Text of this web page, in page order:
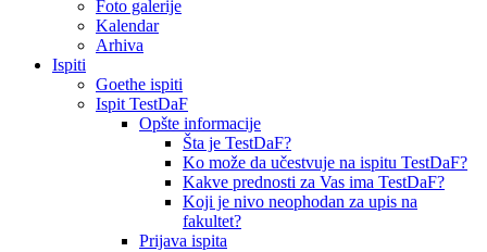
Foto galerije
Kalendar
Arhiva
Ispiti
Goethe ispiti
Ispit TestDaF
Opšte informacije
Šta je TestDaF?
Ko može da učestvuje na ispitu TestDaF?
Kakve prednosti za Vas ima TestDaF?
Koji je nivo neophodan za upis na
fakultet?
Prijava ispita